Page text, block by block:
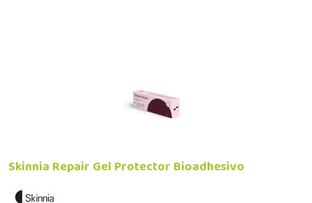
Skinnia Repair Gel Protector Bioadhesivo